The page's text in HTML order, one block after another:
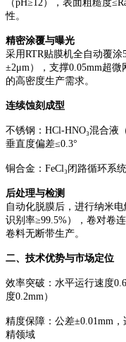
（pH≥12），表面粗糙度
性。
精密涂覆与曝光
采用RTR贴膜机全自动覆
±2μm），支撑0.05mm超
的高密度生产需求。
连续蚀刻成型
不锈钢： HCl-HNO₃混合液
垂直度偏差≤0.3°
铜合金： FeCl₃闭路循环系
后处理与检测
自动化脱膜后，进行纳米电
识别率≥99.5%），卷对卷
卷料无断带生产。
二、技术优势与市场定位
效率突破：水平运行速度
度0.2mm）
精度保障：公差±0.01mm
精领域